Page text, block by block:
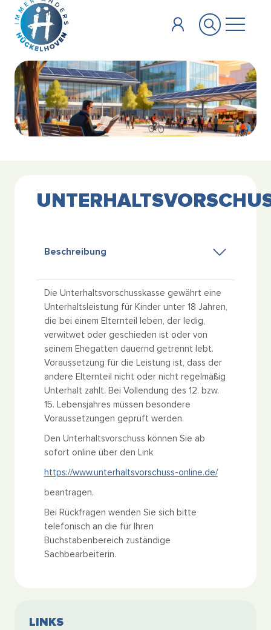
Zum Hauptinhalt springen
Beschreibung
Die Unterhaltsvorschusskasse gewährt eine
Unterhaltsleistung für Kinder unter 18 Jahren,
die bei einem Elternteil leben, der ledig,
verwitwet oder geschieden ist oder von
seinem Ehegatten dauernd getrennt lebt.
Voraussetzung für die Leistung ist, dass der
andere Elternteil nicht oder nicht regelmäßig
Unterhalt zahlt. Bei Vollendung des 12. bzw.
15. Lebensjahres müssen besondere
Voraussetzungen geprüft werden.
Den Unterhaltsvorschuss können Sie ab
sofort online über den Link
https://www.unterhaltsvorschuss-online.de/
beantragen.
Bei Rückfragen wenden Sie sich bitte
telefonisch an die für Ihren
Buchstabenbereich zuständige
Sachbearbeiterin.
LINKS